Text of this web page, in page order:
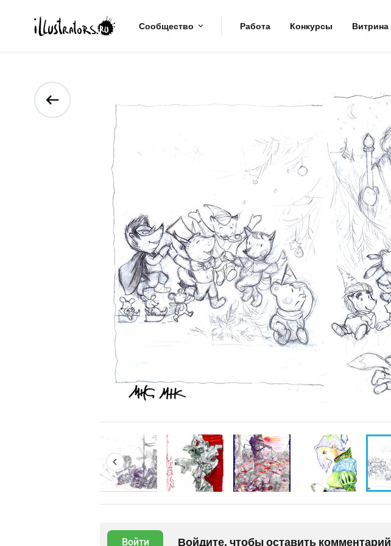
Сообщество Работа Конкурсы Витрина
Войти Войдите, чтобы оставить комментарий